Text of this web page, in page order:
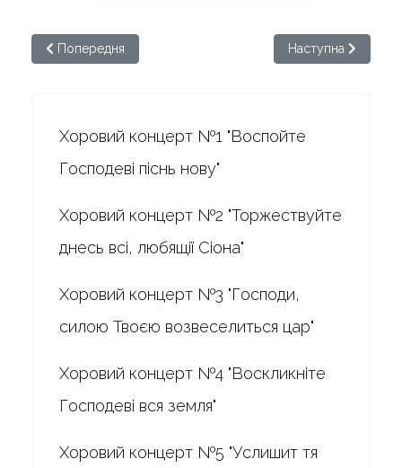
Попередня стаття: Бортнянський. Хоровий концерт №22
Попередня Наступна стаття:
Наступна
Хоровий концерт №1 "Воспойте
Господеві піснь нову"
Хоровий концерт №2 "Торжествуйте
днесь всі, любящії Сіона"
Хоровий концерт №3 "Господи,
силою Твоєю возвеселиться цар"
Хоровий концерт №4 "Воскликніте
Господеві вся земля"
Хоровий концерт №5 "Услишит тя